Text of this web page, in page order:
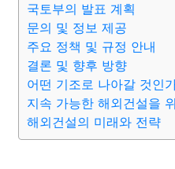
대출 자동차 취미
종교 사회 정치
부동산 외국어 교육 교통
국토부의 발표 계획
문의 및 정보 제공
주요 정책 및 규정 안내
결론 및 향후 방향
어떤 기조로 나아갈 것인
지속 가능한 해외건설을
해외건설의 미래와 전략